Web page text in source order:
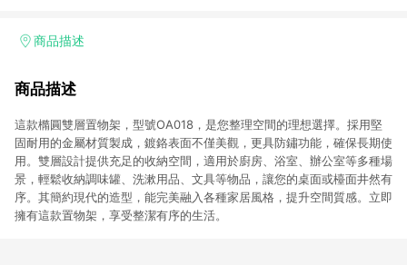
加入WOW會員告別湊免運，火箭速配、火箭跨境優質選品不限金
商品描述
商品描述
這款橢圓雙層置物架，型號OA018，是您整理空間的理想選擇。採用堅
固耐用的金屬材質製成，鍍鉻表面不僅美觀，更具防鏽功能，確保長期使
用。雙層設計提供充足的收納空間，適用於廚房、浴室、辦公室等多種場
景，輕鬆收納調味罐、洗漱用品、文具等物品，讓您的桌面或檯面井然有
序。其簡約現代的造型，能完美融入各種家居風格，提升空間質感。立即
擁有這款置物架，享受整潔有序的生活。